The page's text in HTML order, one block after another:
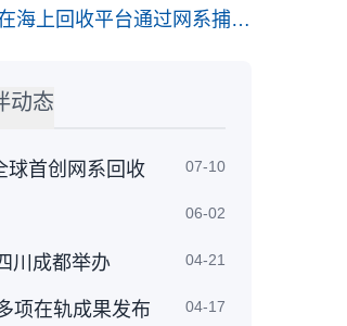
海上回收平台通过网系捕获
动态
球首创网系回收 07-10
06-02
川成都举办 04-21
项在轨成果发布 04-17